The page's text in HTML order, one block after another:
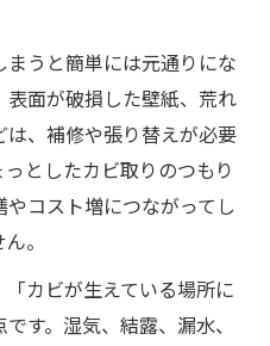
うと簡単には元通りにな
面が破損した壁紙、荒れ
、補修や張り替えが必要
としたカビ取りのつもり
コスト増につながってし
。
カビが生えている場所に
す。湿気、結露、漏水、